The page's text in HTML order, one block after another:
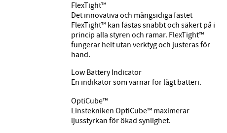
FlexTight™
Det innovativa och mångsidiga fästet
FlexTight™ kan fästas snabbt och säkert på i
princip alla styren och ramar. FlexTight™
fungerar helt utan verktyg och justeras för
hand.
Low Battery Indicator
En indikator som varnar för lågt batteri.
OptiCube™
Linstekniken OptiCube™ maximerar
ljusstyrkan för ökad synlighet.